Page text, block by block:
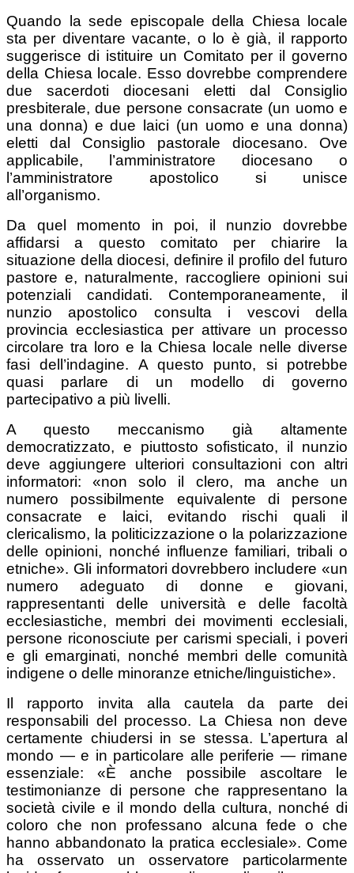
Quando la sede episcopale della Chiesa locale
sta per diventare vacante, o lo è già, il rapporto
suggerisce di istituire un Comitato per il governo
della Chiesa locale. Esso dovrebbe comprendere
due sacerdoti diocesani eletti dal Consiglio
presbiterale, due persone consacrate (un uomo e
una donna) e due laici (un uomo e una donna)
eletti dal Consiglio pastorale diocesano. Ove
applicabile, l’amministratore diocesano o
l’amministratore apostolico si unisce
all’organismo.
Da quel momento in poi, il nunzio dovrebbe
affidarsi a questo comitato per chiarire la
situazione della diocesi, definire il profilo del futuro
pastore e, naturalmente, raccogliere opinioni sui
potenziali candidati. Contemporaneamente, il
nunzio apostolico consulta i vescovi della
provincia ecclesiastica per attivare un processo
circolare tra loro e la Chiesa locale nelle diverse
fasi dell’indagine. A questo punto, si potrebbe
quasi parlare di un modello di governo
partecipativo a più livelli.
A questo meccanismo già altamente
democratizzato, e piuttosto sofisticato, il nunzio
deve aggiungere ulteriori consultazioni con altri
informatori: «non solo il clero, ma anche un
numero possibilmente equivalente di persone
consacrate e laici, evitando rischi quali il
clericalismo, la politicizzazione o la polarizzazione
delle opinioni, nonché influenze familiari, tribali o
etniche». Gli informatori dovrebbero includere «un
numero adeguato di donne e giovani,
rappresentanti delle università e delle facoltà
ecclesiastiche, membri dei movimenti ecclesiali,
persone riconosciute per carismi speciali, i poveri
e gli emarginati, nonché membri delle comunità
indigene o delle minoranze etniche/linguistiche».
Il rapporto invita alla cautela da parte dei
responsabili del processo. La Chiesa non deve
certamente chiudersi in se stessa. L’apertura al
mondo — e in particolare alle periferie — rimane
essenziale: «È anche possibile ascoltare le
testimonianze di persone che rappresentano la
società civile e il mondo della cultura, nonché di
coloro che non professano alcuna fede o che
hanno abbandonato la pratica ecclesiale». Come
ha osservato un osservatore particolarmente